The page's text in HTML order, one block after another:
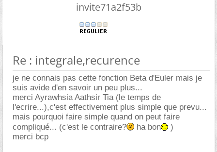
invite71a2f53b
Re : integrale,recurence
je ne connais pas cette fonction Beta d'Euler mais je
suis avide d'en savoir un peu plus...
merci Ayrawhsia Aathsir Tia (le temps de
l'ecrire...),c'est effectivement plus simple que prevu...
mais pourquoi faire simple quand on peut faire
compliqué... (c'est le contraire?
ha bon
)
merci bcp